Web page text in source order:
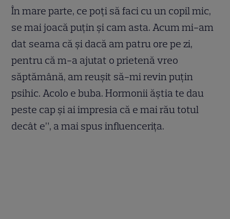
În mare parte, ce poți să faci cu un copil mic,
se mai joacă puțin și cam asta. Acum mi-am
dat seama că și dacă am patru ore pe zi,
pentru că m-a ajutat o prietenă vreo
săptămână, am reușit să-mi revin puțin
psihic. Acolo e buba. Hormonii ăștia te dau
peste cap și ai impresia că e mai rău totul
decât e”, a mai spus influencerița.